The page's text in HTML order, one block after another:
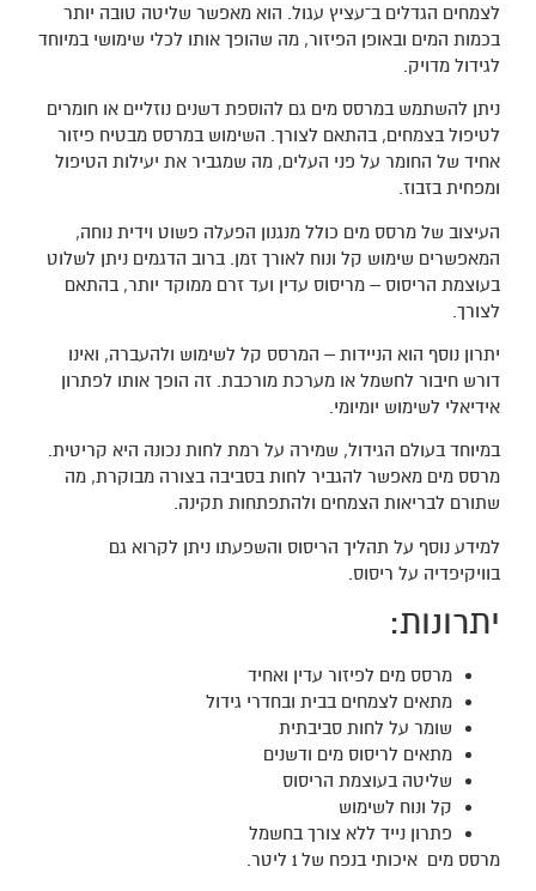
לצמחים הגדלים ב־עציץ עגול. הוא מאפשר שליטה טובה יותר
בכמות המים ובאופן הפיזור, מה שהופך אותו לכלי שימושי במיוחד
לגידול מדויק.
ניתן להשתמש במרסס מים גם להוספת דשנים נוזליים או חומרים
לטיפול בצמחים, בהתאם לצורך. השימוש במרסס מבטיח פיזור
אחיד של החומר על פני העלים, מה שמגביר את יעילות הטיפול
ומפחית בזבוז.
העיצוב של מרסס מים כולל מנגנון הפעלה פשוט וידית נוחה,
המאפשרים שימוש קל ונוח לאורך זמן. ברוב הדגמים ניתן לשלוט
בעוצמת הריסוס – מריסוס עדין ועד זרם ממוקד יותר, בהתאם
לצורך.
יתרון נוסף הוא הניידות – המרסס קל לשימוש ולהעברה, ואינו
דורש חיבור לחשמל או מערכת מורכבת. זה הופך אותו לפתרון
אידיאלי לשימוש יומיומי.
במיוחד בעולם הגידול, שמירה על רמת לחות נכונה היא קריטית.
מרסס מים מאפשר להגביר לחות בסביבה בצורה מבוקרת, מה
שתורם לבריאות הצמחים ולהתפתחות תקינה.
למידע נוסף על תהליך הריסוס והשפעתו ניתן לקרוא גם
בוויקיפדיה על ריסוס.
יתרונות:
מרסס מים לפיזור עדין ואחיד
מתאים לצמחים בבית ובחדרי גידול
שומר על לחות סביבתית
מתאים לריסוס מים ודשנים
שליטה בעוצמת הריסוס
קל ונוח לשימוש
פתרון נייד ללא צורך בחשמל
מרסס מים איכותי בנפח של 1 ליטר.